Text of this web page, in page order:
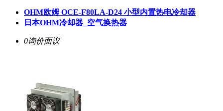
OHM欧姆 OCE-F80LA-D24 小型内置热电冷却器
日本OHM冷却器_空气换热器
0询价面议